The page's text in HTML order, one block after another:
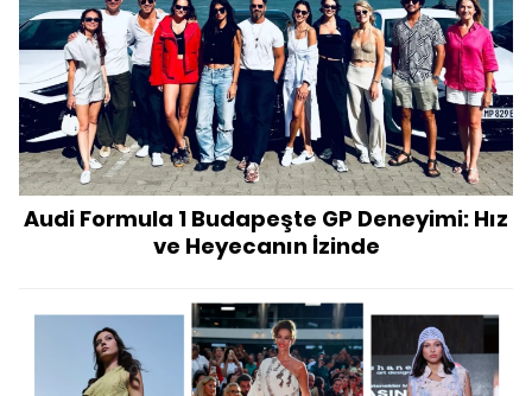
Audi Formula 1 Budapeşte GP Deneyimi: Hız
ve Heyecanın İzinde